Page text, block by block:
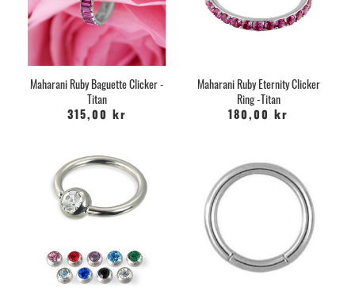
Maharani Ruby Baguette Clicker -
Titan
315,00 kr
Maharani Ruby Eternity Clicker
Ring -Titan
180,00 kr